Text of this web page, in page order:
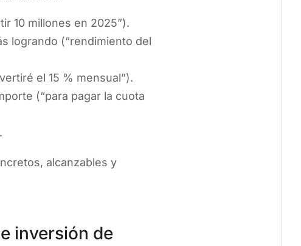
10 millones en 2025”).
logrando (“rendimiento del
el 15 % mensual”).
(“para pagar la cuota
alcanzables y
inversión de